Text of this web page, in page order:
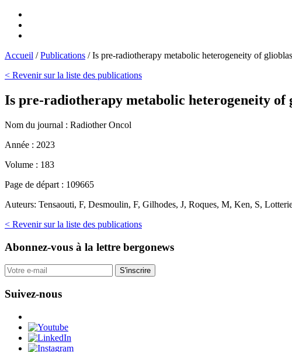
Accueil /Publications /Is pre-radiotherapy metabolic heterogeneity of
< Revenir sur la liste des publications
Is pre-radiotherapy metabolic heterogeneity
Nom du journal : Radiother Oncol
Année : 2023
Volume : 183
Page de départ : 109665
Auteurs: Tensaouti, F, Desmoulin, F, Gilhodes, J, Roques, M, Ken, S,
< Revenir sur la liste des publications
Abonnez-vous à la lettre bergonews
S'inscrire
Suivez-nous